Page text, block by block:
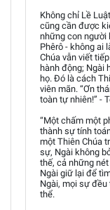
Không chỉ Lề
cũng cần được
những con người
Phêrô - không ai
Chúa vẫn viết
hành động; Ngài
họ. Đó là cách
viên mãn. “Ơn
toàn tự nhiên!” -
“Một chấm một
thành sự tính
một Thiên Chúa
sự, Ngài không
thế, cả những
Ngài giữ lại để
Ngài, mọi sự
thể.